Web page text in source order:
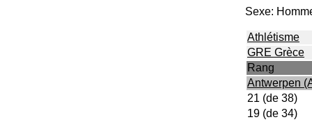
Sexe:
Athlétisme
GRE Grèce
Rang
Antwerpen
21 (de 38)
19 (de 34)